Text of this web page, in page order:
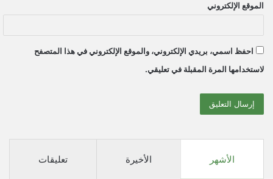
الموقع الإلكتروني
احفظ اسمي، بريدي الإلكتروني، والموقع الإلكتروني في هذا المتصفح
لاستخدامها المرة المقبلة في تعليقي.
الأشهر الأخيرة تعليقات